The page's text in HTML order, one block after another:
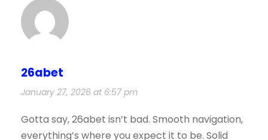
26abet
January 27, 2026 at 6:57 pm
Gotta say, 26abet isn’t bad. Smooth navigation,
everything’s where you expect it to be. Solid